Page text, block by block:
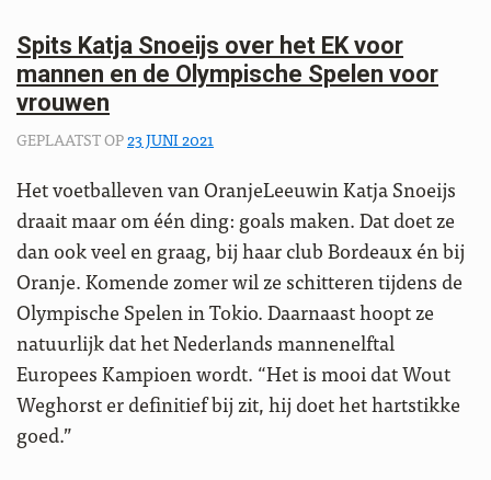
Spits Katja Snoeijs over het EK voor
mannen en de Olympische Spelen voor
vrouwen
GEPLAATST OP23 JUNI 2021
Het voetballeven van OranjeLeeuwin Katja Snoeijs
draait maar om één ding: goals maken. Dat doet ze
dan ook veel en graag, bij haar club Bordeaux én bij
Oranje. Komende zomer wil ze schitteren tijdens de
Olympische Spelen in Tokio. Daarnaast hoopt ze
natuurlijk dat het Nederlands mannenelftal
Europees Kampioen wordt. “Het is mooi dat Wout
Weghorst er definitief bij zit, hij doet het hartstikke
goed.”